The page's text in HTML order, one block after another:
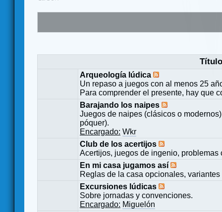
Título
Arqueología lúdica
Un repaso a juegos con al menos 25
Para comprender el presente, hay que
Barajando los naipes
Juegos de naipes (clásicos o
póquer).
Encargado: Wkr
Club de los acertijos
Acertijos, juegos de ingenio,
En mi casa jugamos así
Reglas de la casa opcionales,
Excursiones lúdicas
Sobre jornadas y convenciones.
Encargado: Miguelón